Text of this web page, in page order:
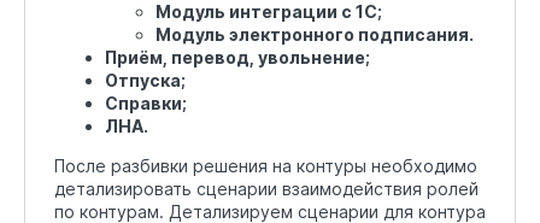
Модуль интеграции с 1С;
Модуль электронного подписания.
Приём, перевод, увольнение;
Отпуска;
Справки;
ЛНА.
После разбивки решения на контуры необходимо
детализировать сценарии взаимодействия ролей
по контурам. Детализируем сценарии для контура